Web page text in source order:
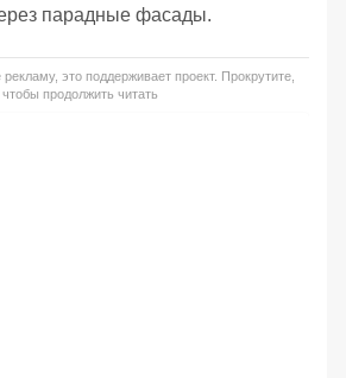
парадные фасады.
это поддерживает проект. Прокрутите,
чтобы продолжить читать